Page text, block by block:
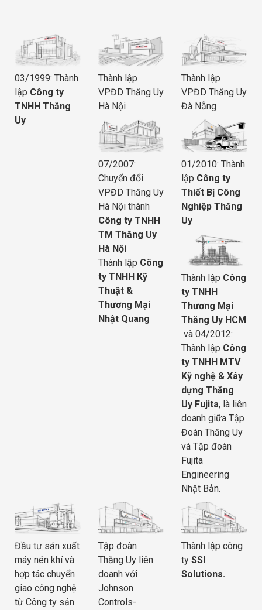
03/1999: Thành
lập Công ty
TNHH Thăng
Uy
Thành lập
VPĐD Thăng Uy
Hà Nội
Thành lập
VPĐD Thăng Uy
Đà Nẵng
07/2007:
Chuyển đổi
VPĐD Thăng Uy
Hà Nội thành
Công ty TNHH
TM Thăng Uy
Hà Nội
Thành lập Công
ty TNHH Kỹ
Thuật &
Thương Mại
Nhật Quang
01/2010: Thành
lập Công ty
Thiết Bị Công
Nghiệp Thăng
Uy
Thành lập Công
ty TNHH
Thương Mại
Thăng Uy HCM
và 04/2012:
Thành lập Công
ty TNHH MTV
Kỹ nghệ & Xây
dựng Thăng
Uy Fujita, là liên
doanh giữa Tập
Đoàn Thăng Uy
và Tập đoàn
Fujita
Engineering
Nhật Bản.
Đầu tư sản xuất
máy nén khí và
hợp tác chuyển
giao công nghệ
từ Công ty sản
Tập đoàn
Thăng Uy liên
doanh với
Johnson
Controls-
Thành lập công
tySSI
Solutions.